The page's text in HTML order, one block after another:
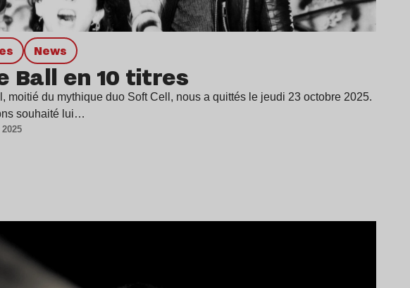
news
Ball en 10 titres
moitié du mythique duo Soft Cell, nous a quittés le jeudi 23 octobre 2025.
souhaité lui…